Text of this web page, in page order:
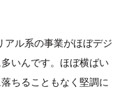
ル系の事業がほぼデジ
いんです。ほぼ横ばい
ちることもなく堅調に